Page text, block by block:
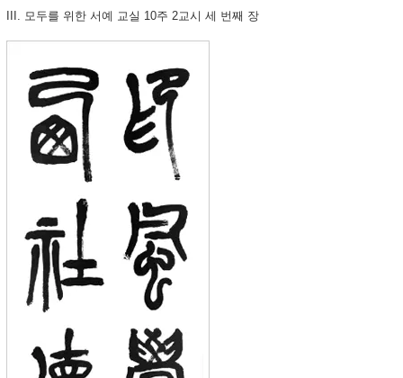
III. 모두를 위한 서예 교실 10주 2교시 세 번째 장